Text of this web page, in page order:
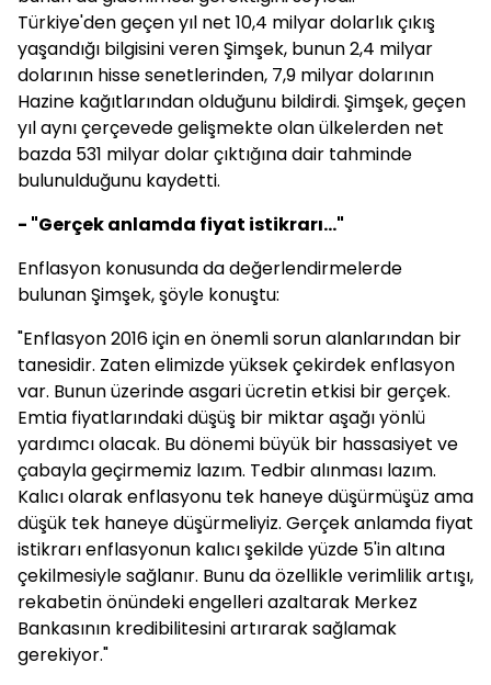
Türkiye'den geçen yıl net 10,4 milyar dolarlık çıkış
yaşandığı bilgisini veren Şimşek, bunun 2,4 milyar
dolarının hisse senetlerinden, 7,9 milyar dolarının
Hazine kağıtlarından olduğunu bildirdi. Şimşek, geçen
yıl aynı çerçevede gelişmekte olan ülkelerden net
bazda 531 milyar dolar çıktığına dair tahminde
bulunulduğunu kaydetti.
- "Gerçek anlamda fiyat istikrarı..."
Enflasyon konusunda da değerlendirmelerde
bulunan Şimşek, şöyle konuştu:
"Enflasyon 2016 için en önemli sorun alanlarından bir
tanesidir. Zaten elimizde yüksek çekirdek enflasyon
var. Bunun üzerinde asgari ücretin etkisi bir gerçek.
Emtia fiyatlarındaki düşüş bir miktar aşağı yönlü
yardımcı olacak. Bu dönemi büyük bir hassasiyet ve
çabayla geçirmemiz lazım. Tedbir alınması lazım.
Kalıcı olarak enflasyonu tek haneye düşürmüşüz ama
düşük tek haneye düşürmeliyiz. Gerçek anlamda fiyat
istikrarı enflasyonun kalıcı şekilde yüzde 5'in altına
çekilmesiyle sağlanır. Bunu da özellikle verimlilik artışı,
rekabetin önündeki engelleri azaltarak Merkez
Bankasının kredibilitesini artırarak sağlamak
gerekiyor."